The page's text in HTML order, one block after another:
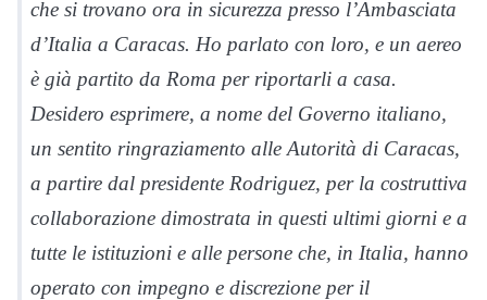
che si trovano ora in sicurezza presso l’Ambasciata
d’Italia a Caracas. Ho parlato con loro, e un aereo
è già partito da Roma per riportarli a casa.
Desidero esprimere, a nome del Governo italiano,
un sentito ringraziamento alle Autorità di Caracas,
a partire dal presidente Rodriguez, per la costruttiva
collaborazione dimostrata in questi ultimi giorni e a
tutte le istituzioni e alle persone che, in Italia, hanno
operato con impegno e discrezione per il